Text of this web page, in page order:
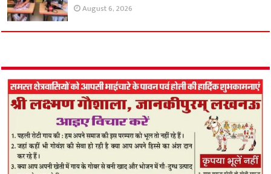
August 6, 2026